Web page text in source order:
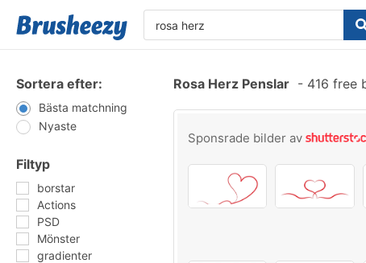
Sortera efter:
Bästa matchning
Nyaste
Filtyp
borstar
Actions
PSD
Mönster
gradienter
Rosa Herz Penslar - 416 free
Sponsrade bilder av